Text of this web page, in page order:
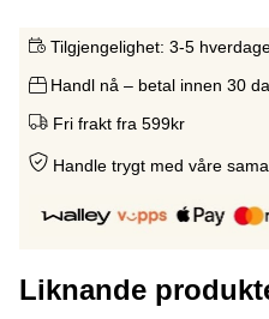
Tilgjengelighet: 3-5
Handl nå – betal innen 30
Fri frakt fra 599kr
Handle trygt med våre
Liknande